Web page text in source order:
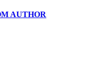
AUTHOR